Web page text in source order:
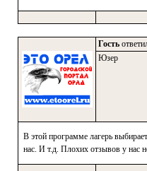
Гость
Юзер
В этой программе лагерь
нас. И т.д. Плохих отзывов у нас